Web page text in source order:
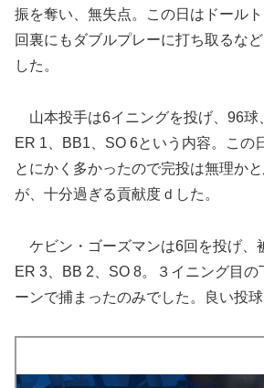
振を奪い、無失点。この日はドール
回裏にもダブルプレーに打ち取るな
した。
山本投手は6イニングを投げ、96球
ER 1、BB1、SO 6という内容。この
とにかく多かったので完投は無理か
が、十分過ぎる貢献度ｄした。
ケビン・ゴーズマンは6回を投げ、
ER 3、BB 2、SO 8。３イニング目の
ーンで捕まったのみでした。良い投球